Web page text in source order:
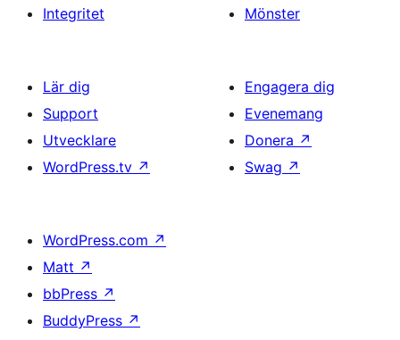
Integritet
Mönster
Lär dig
Support
Utvecklare
WordPress.tv ↗
Engagera dig
Evenemang
Donera ↗
Swag ↗
WordPress.com ↗
Matt ↗
bbPress ↗
BuddyPress ↗